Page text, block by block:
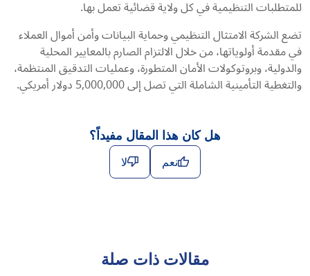
للمتطلبات التنظيمية في كل ولاية قضائية تعمل بها.
تضع الشركة الامتثال التنظيمي وحماية البيانات وأمن أموال العملاء
في مقدمة أولوياتها، من خلال الالتزام الصارم بالمعايير المحلية
والدولية، وبروتوكولات الأمان المتطورة، وعمليات التدقيق المنتظمة،
والتغطية التأمينية الشاملة التي تصل إلى 5,000,000 دولار أمريكي.
هل كان هذا المقال مفيداً؟
نعم لا
مقالات ذات صلة